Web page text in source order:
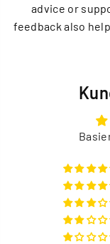
advice or
feedback also